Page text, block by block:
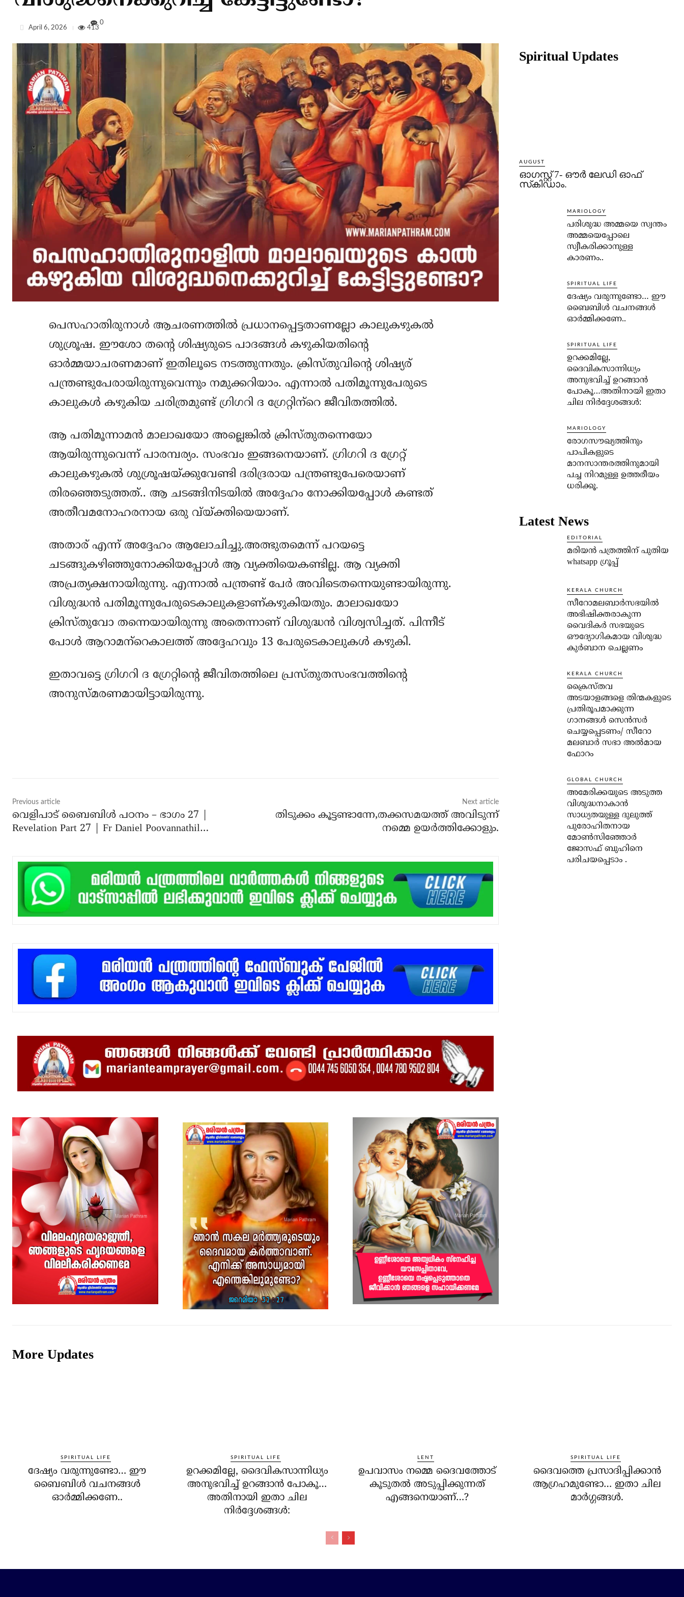
April 6, 2026 413
0
പെസഹാതിരുനാള്‍ ആചരണത്തില്‍ പ്രധാനപ്പെട്ടതാണല്ലോ കാലുകഴുകല്‍
ശുശ്രൂഷ. ഈശോ തന്റെ ശിഷ്യരുടെ പാദങ്ങള്‍ കഴുകിയതിന്റെ
ഓര്‍മ്മയാചരണമാണ് ഇതിലൂടെ നടത്തുന്നതും. ക്രിസ്തുവിന്റെ ശിഷ്യര്
പന്ത്രണ്ടുപേരായിരുന്നുവെന്നും നമുക്കറിയാം. എന്നാല്‍ പതിമൂന്നുപേരുടെ
കാലുകള്‍ കഴുകിയ ചരിത്രമുണ്ട് ഗ്രിഗറി ദ ഗ്രേറ്റിന്‌റെ ജീവിതത്തില്‍.
ആ പതിമൂന്നാമന്‍ മാലാഖയോ അല്ലെങ്കില്‍ ക്രിസ്തുതന്നെയോ
ആയിരുന്നുവെന്ന് പാരമ്പര്യം. സംഭവം ഇങ്ങനെയാണ്. ഗ്രിഗറി ദ ഗ്രേറ്റ്
കാലുകഴുകല്‍ ശുശ്രൂഷയ്ക്കുവേണ്ടി ദരിദ്രരായ പന്ത്രണ്ടുപേരെയാണ്
തിരഞ്ഞെടുത്തത്.. ആ ചടങ്ങിനിടയില്‍ അദ്ദേഹം നോക്കിയപ്പോള്‍ കണ്ടത്
അതീവമനോഹരനായ ഒരു വ്യ്ക്തിയെയാണ്.
അതാര് എന്ന് അദ്ദേഹം ആലോചിച്ചു.അത്ഭുതമെന്ന് പറയട്ടെ
ചടങ്ങുകഴിഞ്ഞുനോക്കിയപ്പോള്‍ ആ വ്യക്തിയെകണ്ടില്ല. ആ വ്യക്തി
അപ്രത്യക്ഷനായിരുന്നു. എന്നാല്‍ പന്ത്രണ്ട് പേര്‍ അവിടെതന്നെയുണ്ടായിരുന്നു.
വിശുദ്ധന്‍ പതിമൂന്നുപേരുടെകാലുകളാണ്കഴുകിയതും. മാലാഖയോ
ക്രിസ്തുവോ തന്നെയായിരുന്നു അതെന്നാണ് വിശുദ്ധന്‍ വിശ്വസിച്ചത്. പിന്നീട്
പോള്‍ ആറാമന്‌റെകാലത്ത് അദ്ദേഹവും 13 പേരുടെകാലുകള്‍ കഴുകി.
ഇതാവട്ടെ ഗ്രിഗറി ദ ഗ്രേറ്റിന്റെ ജീവിതത്തിലെ പ്രസ്തുതസംഭവത്തിന്റെ
അനുസ്മരണമായിട്ടായിരുന്നു.
Previous article
വെളിപാട് ബൈബിൾ പഠനം – ഭാഗം 27 |
Revelation Part 27 | Fr Daniel Poovannathil…
Next article
തിടുക്കം കൂട്ടണ്ടാന്നേ,തക്കസമയത്ത് അവിടുന്ന്
നമ്മെ ഉയര്‍ത്തിക്കോളും.
Spiritual Updates
AUGUST
ഓഗസ്റ്റ് 7- ഔര്‍ ലേഡി ഓഫ്
സ്‌കിഡാം.
MARIOLOGY
പരിശുദ്ധ അമ്മയെ സ്വന്തം
അമ്മയെപ്പോലെ
സ്വീകരിക്കാനുള്ള
കാരണം..
SPIRITUAL LIFE
ദേഷ്യം വരുന്നുണ്ടോ… ഈ
ബൈബിള്‍ വചനങ്ങള്‍
ഓര്‍മ്മിക്കണേ..
SPIRITUAL LIFE
ഉറക്കമില്ലേ,
ദൈവികസാന്നിധ്യം
അനുഭവിച്ച് ഉറങ്ങാന്‍
പോകൂ…അതിനായി ഇതാ
ചില നിര്‍ദ്ദേശങ്ങള്‍:
MARIOLOGY
രോഗസൗഖ്യത്തിനും
പാപികളുടെ
മാനസാന്തരത്തിനുമായി
പച്ച നിറമുള്ള ഉത്തരീയം
ധരിക്കൂ.
Latest News
EDITORIAL
മരിയൻ പത്രത്തിന് പുതിയ
whatsapp ഗ്രൂപ്പ്
KERALA CHURCH
സീറോമലബാർസഭയിൽ
അഭിഷിക്തരാകുന്ന
വൈദികർ സഭയുടെ
ഔദ്യോഗികമായ വിശുദ്ധ
കുർബാന ചെല്ലണം
KERALA CHURCH
ക്രൈസ്തവ
അടയാളങ്ങളെ തിന്മകളുടെ
പ്രതിരൂപമാക്കുന്ന
ഗാനങ്ങൾ സെൻസർ
ചെയ്യപ്പെടണം/ സീറോ
മലബാർ സഭാ അൽമായ
ഫോറം
GLOBAL CHURCH
അമേരിക്കയുടെ അടുത്ത
വിശുദ്ധനാകാൻ
സാധ്യതയുള്ള ദുലുത്ത്
പുരോഹിതനായ
മോൺസിഞ്ഞോർ
ജോസഫ് ബുഹിനെ
പരിചയപ്പെടാം .
More Updates
SPIRITUAL LIFE
ദേഷ്യം വരുന്നുണ്ടോ… ഈ
ബൈബിള്‍ വചനങ്ങള്‍
ഓര്‍മ്മിക്കണേ..
SPIRITUAL LIFE
ഉറക്കമില്ലേ, ദൈവികസാന്നിധ്യം
അനുഭവിച്ച് ഉറങ്ങാന്‍ പോകൂ…
അതിനായി ഇതാ ചില
നിര്‍ദ്ദേശങ്ങള്‍:
LENT
ഉപവാസം നമ്മെ ദൈവത്തോട്
കൂടുതല്‍ അടുപ്പിക്കുന്നത്
എങ്ങനെയാണ്…?
SPIRITUAL LIFE
ദൈവത്തെ പ്രസാദിപ്പിക്കാന്‍
ആഗ്രഹമുണ്ടോ… ഇതാ ചില
മാര്‍ഗ്ഗങ്ങള്‍.